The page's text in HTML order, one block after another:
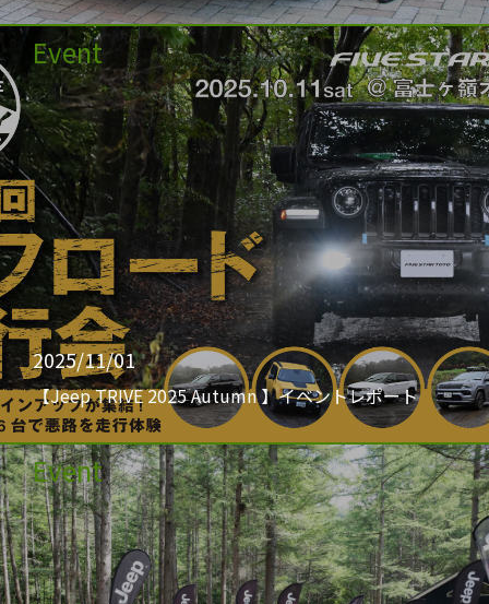
Event
2025/11/01
【Jeep TRIVE 2025 Autumn 】イベントレポート
Event